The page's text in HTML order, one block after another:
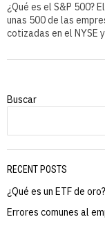
¿Qué es el S&P 500?
unas 500 de las
cotizadas en el NYSE
Buscar
RECENT POSTS
¿Qué es un ETF de
Errores comunes al